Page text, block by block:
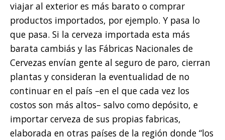
viajar al exterior es más barato o comprar
productos importados, por ejemplo. Y pasa lo
que pasa. Si la cerveza importada esta más
barata cambiás y las Fábricas Nacionales de
Cervezas envían gente al seguro de paro, cierran
plantas y consideran la eventualidad de no
continuar en el país –en el que cada vez los
costos son más altos– salvo como depósito, e
importar cerveza de sus propias fabricas,
elaborada en otras países de la región donde “los